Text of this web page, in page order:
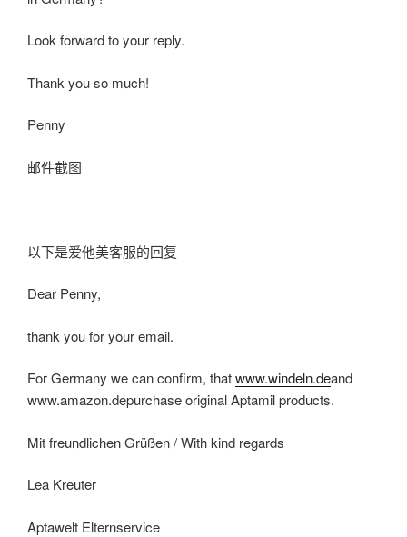
Look forward to your reply.
Thank you so much!
Penny
邮件截图
以下是爱他美客服的回复
Dear Penny,
thank you for your email.
For Germany we can confirm, thatwww.windeln.deand
www.amazon.depurchase original Aptamil products.
Mit freundlichen Grüßen / With kind regards
Lea Kreuter
Aptawelt Elternservice